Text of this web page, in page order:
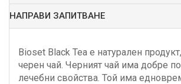
НАПРАВИ ЗАПИТВАНЕ
Bioset Black Tea е натурален
черен чай. Черният чай има добре
лечебни свойства. Той има